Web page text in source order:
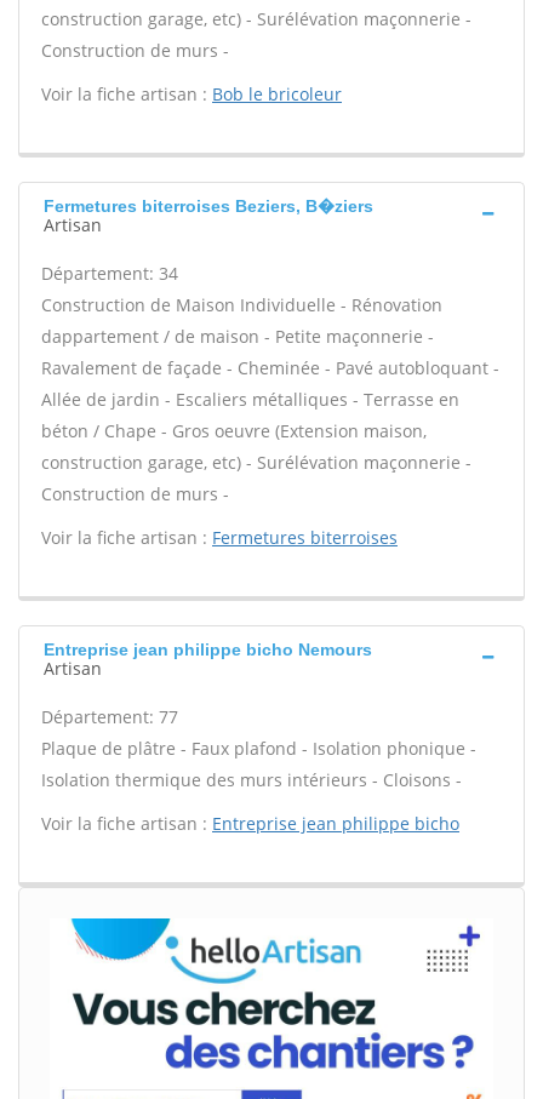
construction garage, etc) - Surélévation maçonnerie -
Construction de murs -
Voir la fiche artisan : Bob le bricoleur
Fermetures biterroises Beziers, B�ziers
Artisan
Département: 34
Construction de Maison Individuelle - Rénovation
dappartement / de maison - Petite maçonnerie -
Ravalement de façade - Cheminée - Pavé autobloquant -
Allée de jardin - Escaliers métalliques - Terrasse en
béton / Chape - Gros oeuvre (Extension maison,
construction garage, etc) - Surélévation maçonnerie -
Construction de murs -
Voir la fiche artisan : Fermetures biterroises
Entreprise jean philippe bicho Nemours
Artisan
Département: 77
Plaque de plâtre - Faux plafond - Isolation phonique -
Isolation thermique des murs intérieurs - Cloisons -
Voir la fiche artisan : Entreprise jean philippe bicho